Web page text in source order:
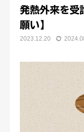
発熱外来を受
願い】
2023.12.20
LINE
受診のご案内
一般内科